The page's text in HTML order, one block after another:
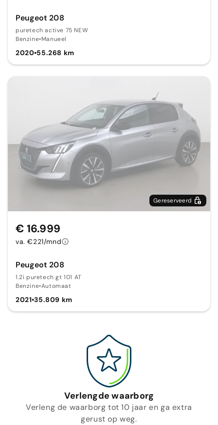
Peugeot 208
puretech active 75 NEW
Benzine•Manueel
2020•55.268 km
Gereserveerd
Peugeot 208
1.2i puretech gt 101 AT
Benzine•Automaat
2021•35.809 km
€ 16.999
va. €221/mnd
Verlengde waarborg
Verleng de waarborg tot 10 jaar en ga extra
gerust op weg.